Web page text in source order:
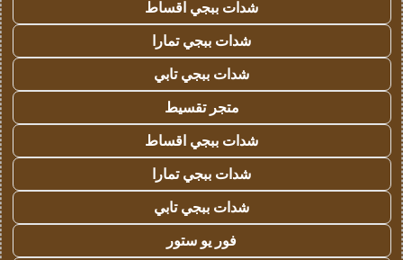
شدات ببجي اقساط
شدات ببجي تمارا
شدات ببجي تابي
متجر تقسيط
شدات ببجي اقساط
شدات ببجي تمارا
شدات ببجي تابي
فور يو ستور